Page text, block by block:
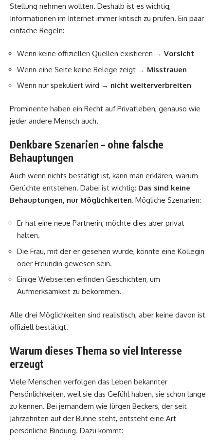
Stellung nehmen wollten. Deshalb ist es wichtig,
Informationen im Internet immer kritisch zu prüfen. Ein paar
einfache Regeln:
Wenn keine offiziellen Quellen existieren → Vorsicht
Wenn eine Seite keine Belege zeigt → Misstrauen
Wenn nur spekuliert wird → nicht weiterverbreiten
Prominente haben ein Recht auf Privatleben, genauso wie
jeder andere Mensch auch.
Denkbare Szenarien – ohne falsche
Behauptungen
Auch wenn nichts bestätigt ist, kann man erklären, warum
Gerüchte entstehen. Dabei ist wichtig: Das sind keine
Behauptungen, nur Möglichkeiten. Mögliche Szenarien:
Er hat eine neue Partnerin, möchte dies aber privat
halten.
Die Frau, mit der er gesehen wurde, könnte eine Kollegin
oder Freundin gewesen sein.
Einige Webseiten erfinden Geschichten, um
Aufmerksamkeit zu bekommen.
Alle drei Möglichkeiten sind realistisch, aber keine davon ist
offiziell bestätigt.
Warum dieses Thema so viel Interesse
erzeugt
Viele Menschen verfolgen das Leben bekannter
Persönlichkeiten, weil sie das Gefühl haben, sie schon lange
zu kennen. Bei jemandem wie Jürgen Beckers, der seit
Jahrzehnten auf der Bühne steht, entsteht eine Art
persönliche Bindung. Dazu kommt: